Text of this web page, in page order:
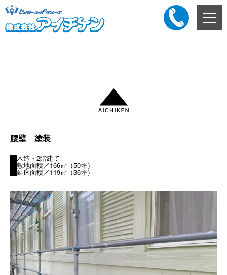
メ
ニ
腰壁 塗装
木造・2階建て
敷地面積／166㎡（50坪）
延床面積／119㎡（36坪）